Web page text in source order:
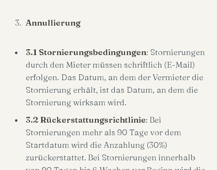
Annullierung
3.1 Stornierungsbedingungen: Stornierungen
durch den Mieter müssen schriftlich (E-Mail)
erfolgen. Das Datum, an dem der Vermieter die
Stornierung erhält, ist das Datum, an dem die
Stornierung wirksam wird.
3.2 Rückerstattungsrichtlinie: Bei
Stornierungen mehr als 90 Tage vor dem
Startdatum wird die Anzahlung (30%)
zurückerstattet. Bei Stornierungen innerhalb